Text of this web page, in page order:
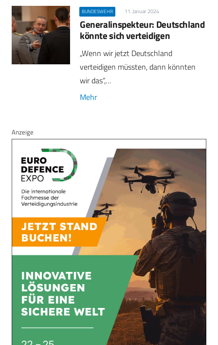
BUNDESWEHR 11. Januar 2024
Generalinspekteur: Deutschland
könnte sich verteidigen
„Wenn wir jetzt Deutschland
verteidigen müssten, dann könnten
wir das“,…
Mehr
Anzeige